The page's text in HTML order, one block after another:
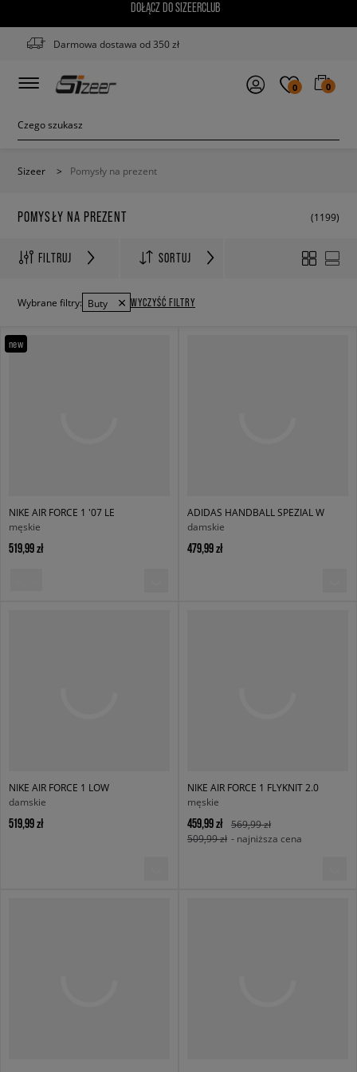
DOŁĄCZ DO SIZEERCLUB
Darmowa dostawa od 350 zł
0 0
Sizeer > Pomysły na prezent
POMYSŁY NA PREZENT (1199)
FILTRUJ SORTUJ
Wybrane filtry: Buty WYCZYŚĆ FILTRY
new
NIKE AIR FORCE 1 '07 LE
męskie
519,99 zł
ADIDAS HANDBALL SPEZIAL W
damskie
479,99 zł
NIKE AIR FORCE 1 LOW
damskie
519,99 zł
NIKE AIR FORCE 1 FLYKNIT 2.0
męskie
459,99 zł
569,99 zł
509,99 zł - najniższa cena